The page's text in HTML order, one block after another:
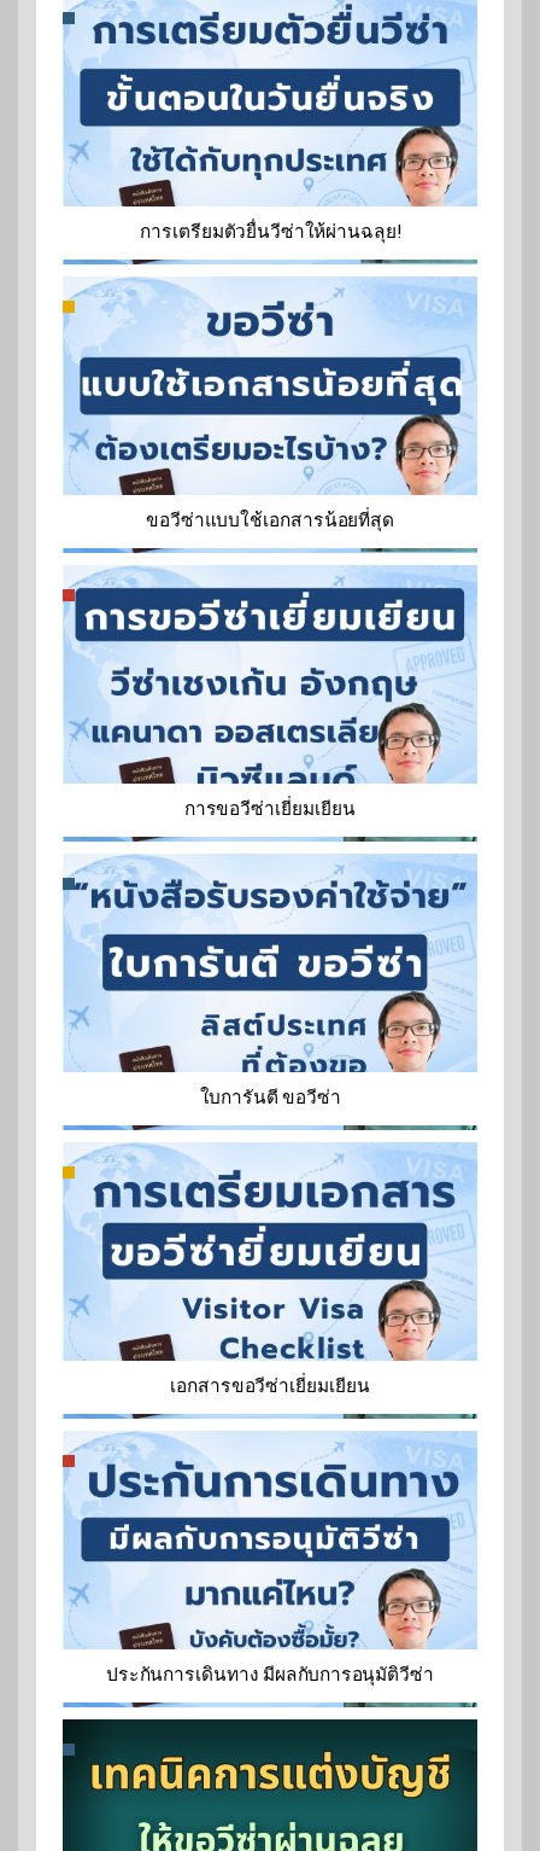
การเตรียมตัวยื่นวีซ่าให้ผ่านฉลุย!
ขอวีซ่าแบบใช้เอกสารน้อยที่สุด
การขอวีซ่าเยี่ยมเยียน
ใบการันตี ขอวีซ่า
เอกสารขอวีซ่าเยี่ยมเยียน
ประกันการเดินทาง มีผลกับการอนุมัติวีซ่า